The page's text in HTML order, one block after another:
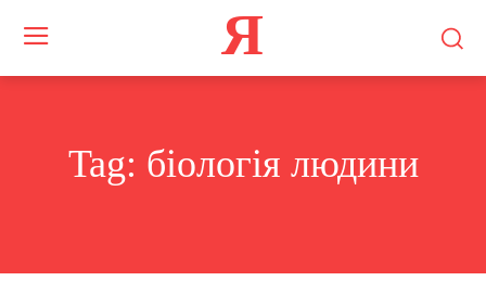
Я
Tag: біологія людини